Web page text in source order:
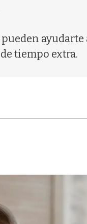
tiempo extra.